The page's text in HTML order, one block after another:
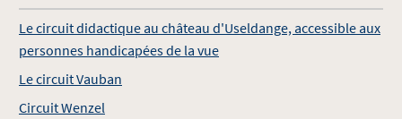
Le circuit didactique au château d'Useldange, accessible aux
personnes handicapées de la vue
Le circuit Vauban
Circuit Wenzel